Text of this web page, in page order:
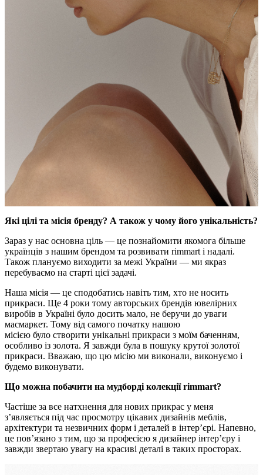
Які цілі та місія бренду? А також у чому його унікальність?
Зараз у нас основна ціль — це познайомити якомога більше
українців з нашим брендом та розвивати rimmart і надалі.
Також плануємо виходити за межі України — ми якраз
перебуваємо на старті цієї задачі.
Наша місія — це сподобатись навіть тим, хто не носить
прикраси. Ще 4 роки тому авторських брендів ювелірних
виробів в Україні було досить мало, не беручи до уваги
масмаркет. Тому від самого початку нашою
місією було створити унікальні прикраси з моїм баченням,
особливо із золота. Я завжди була в пошуку крутої золотої
прикраси. Вважаю, що цю місію ми виконали, виконуємо і
будемо виконувати.
Що можна побачити на мудборді колекції rimmart?
Частіше за все натхнення для нових прикрас у меня
зʼявляється під час просмотру цікавих дизайнів меблів,
архітектури та незвичних форм і деталей в інтерʼєрі. Напевно,
це повʼязано з тим, що за професією я дизайнер інтерʼєру і
завжди звертаю увагу на красиві деталі в таких просторах.